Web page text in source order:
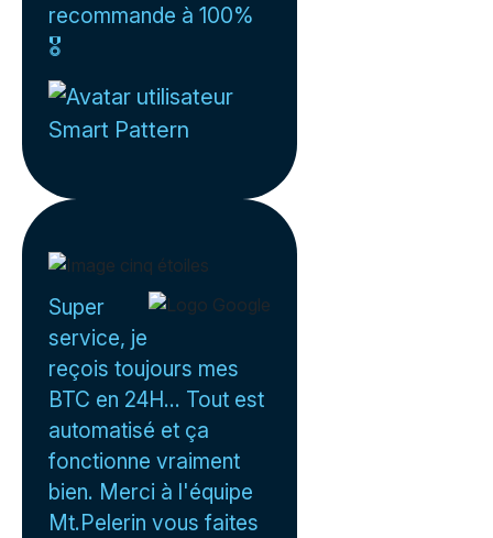
recommande à 100%
🎖️
Smart Pattern
Super
service, je
reçois toujours mes
BTC en 24H... Tout est
automatisé et ça
fonctionne vraiment
bien. Merci à l'équipe
Mt.Pelerin vous faites